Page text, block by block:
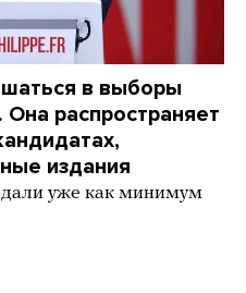
в выборы
распространяет
издания
уже как минимум